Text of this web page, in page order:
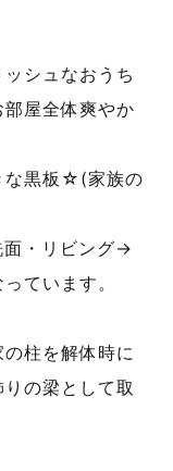
シュなおうち
屋全体爽やか
な黒板☆(家族の
・リビング→
ています。
柱を解体時に
の梁として取